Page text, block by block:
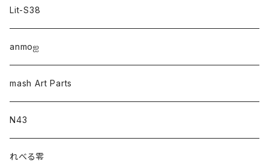
Lit-S38
anmo‪ஐ‬
mash Art Parts
N43
れべる零